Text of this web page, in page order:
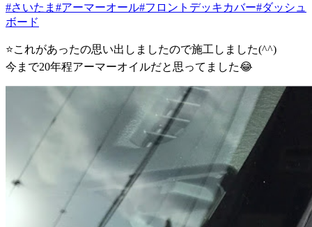
#さいたま #アーマーオール#フロントデッキカバー#ダッシュ
ボード
⭐️これがあったの思い出しましたので施工しました(^^)
今まで20年程アーマーオイルだと思ってました😂